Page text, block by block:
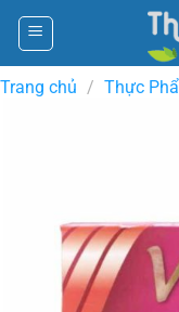
Skip
content
Trang chủ / Thực